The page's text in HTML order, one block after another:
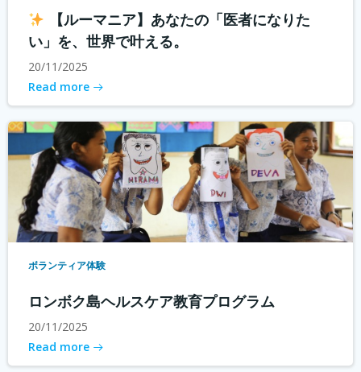
【ルーマニア】あなたの「医者になりた
い」を、世界で叶える。
20/11/2025
Read more
ボランティア体験
ロンボク島ヘルスケア教育プログラム
20/11/2025
Read more